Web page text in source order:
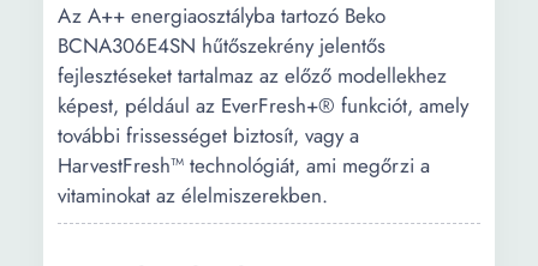
Az A++ energiaosztályba tartozó Beko
BCNA306E4SN hűtőszekrény jelentős
fejlesztéseket tartalmaz az előző modellekhez
képest, például az EverFresh+® funkciót, amely
további frissességet biztosít, vagy a
HarvestFresh™ technológiát, ami megőrzi a
vitaminokat az élelmiszerekben.